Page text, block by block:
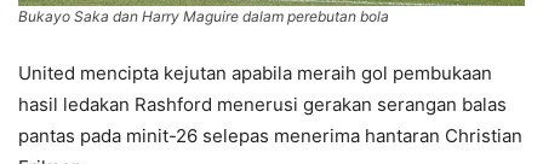
Bukayo Saka dan Harry Maguire dalam perebutan bola
United mencipta kejutan apabila meraih gol pembukaan
hasil ledakan Rashford menerusi gerakan serangan balas
pantas pada minit-26 selepas menerima hantaran Christian